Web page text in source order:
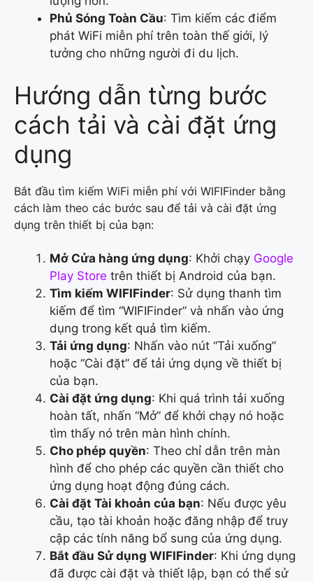
Phủ Sóng Toàn Cầu: Tìm kiếm các điểm
phát WiFi miễn phí trên toàn thế giới, lý
tưởng cho những người đi du lịch.
Hướng dẫn từng bước
cách tải và cài đặt ứng
dụng
Bắt đầu tìm kiếm WiFi miễn phí với WIFIFinder bằng
cách làm theo các bước sau để tải và cài đặt ứng
dụng trên thiết bị của bạn:
Mở Cửa hàng ứng dụng: Khởi chạy Google
Play Store trên thiết bị Android của bạn.
Tìm kiếm WIFIFinder: Sử dụng thanh tìm
kiếm để tìm “WIFIFinder” và nhấn vào ứng
dụng trong kết quả tìm kiếm.
Tải ứng dụng: Nhấn vào nút “Tải xuống”
hoặc “Cài đặt” để tải ứng dụng về thiết bị
của bạn.
Cài đặt ứng dụng: Khi quá trình tải xuống
hoàn tất, nhấn “Mở” để khởi chạy nó hoặc
tìm thấy nó trên màn hình chính.
Cho phép quyền: Theo chỉ dẫn trên màn
hình để cho phép các quyền cần thiết cho
ứng dụng hoạt động đúng cách.
Cài đặt Tài khoản của bạn: Nếu được yêu
cầu, tạo tài khoản hoặc đăng nhập để truy
cập các tính năng bổ sung của ứng dụng.
Bắt đầu Sử dụng WIFIFinder: Khi ứng dụng
đã được cài đặt và thiết lập, bạn có thể sử